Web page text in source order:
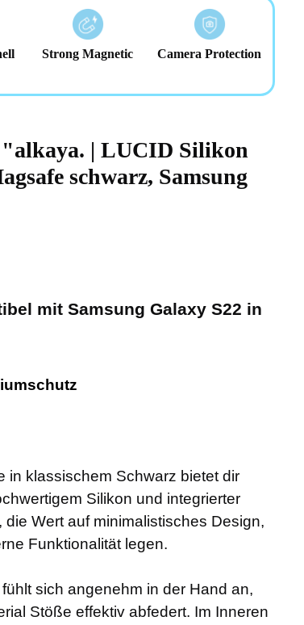
Strong Magnetic Camera Protection
| LUCID Silikon
schwarz, Samsung
mit Samsung Galaxy S22 in
in klassischem Schwarz bietet dir
Silikon und integrierter
Wert auf minimalistisches Design,
Funktionalität legen.
sich angenehm in der Hand an,
Stöße effektiv abfedert. Im Inneren